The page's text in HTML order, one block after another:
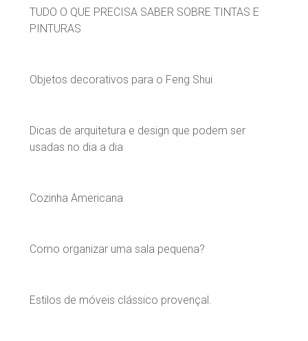
TUDO O QUE PRECISA SABER SOBRE TINTAS E
PINTURAS
Objetos decorativos para o Feng Shui
Dicas de arquitetura e design que podem ser
usadas no dia a dia
Cozinha Americana
Como organizar uma sala pequena?
Estilos de móveis clássico provençal.